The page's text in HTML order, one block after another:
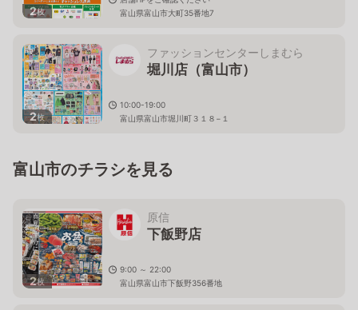
2枚
富山県富山市大町35番地7
2枚
ファッションセンターしまむら
堀川店（富山市）
10:00-19:00
富山県富山市堀川町３１８−１
富山市のチラシを見る
2枚
原信
下飯野店
9:00 ～ 22:00
富山県富山市下飯野356番地